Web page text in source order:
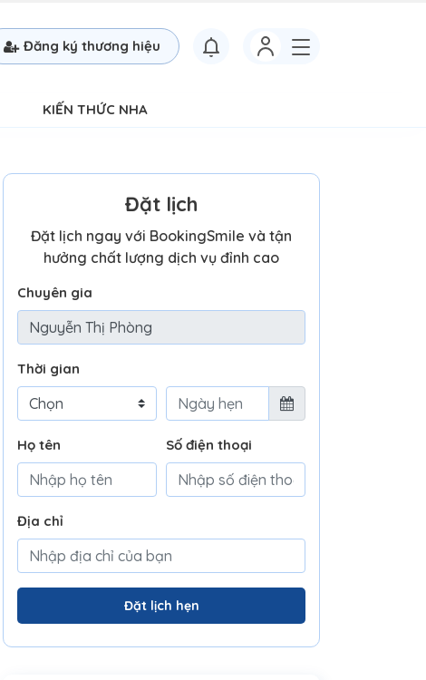
Đăng ký thương hiệu
KIẾN THỨC NHA
Đặt lịch
Đặt lịch ngay với BookingSmile và tận
hưởng chất lượng dịch vụ đỉnh cao
Chuyên gia
Thời gian
Họ tên Số điện thoại
Địa chỉ
Đặt lịch hẹn